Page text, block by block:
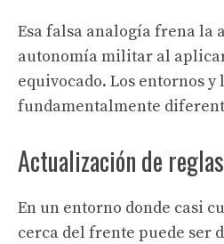
Esa falsa analogía frena la
autonomía militar al
equivocado. Los entornos y
fundamentalmente
Actualización de reglas
En un entorno donde casi
cerca del frente puede ser